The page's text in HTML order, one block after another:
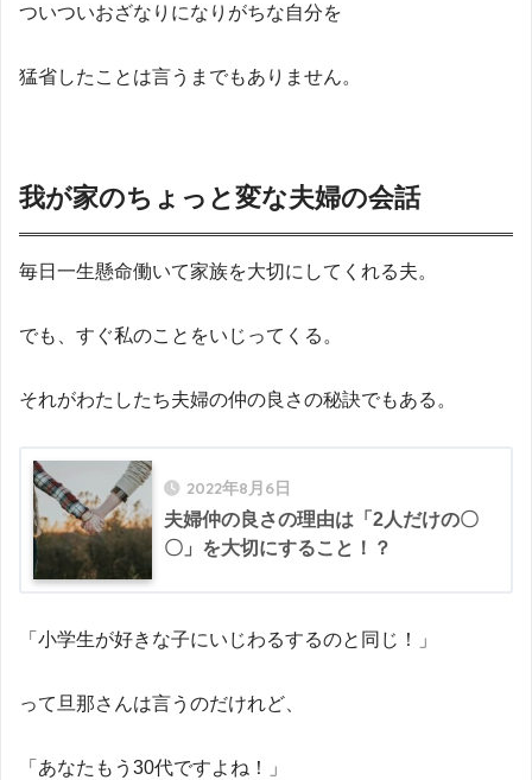
ついついおざなりになりがちな自分を
猛省したことは言うまでもありません。
我が家のちょっと変な夫婦の会話
毎日一生懸命働いて家族を大切にしてくれる夫。
でも、すぐ私のことをいじってくる。
それがわたしたち夫婦の仲の良さの秘訣でもある。
2022年8月6日
夫婦仲の良さの理由は「2人だけの〇
〇」を大切にすること！？
「小学生が好きな子にいじわるするのと同じ！」
って旦那さんは言うのだけれど、
「あなたもう30代ですよね！」